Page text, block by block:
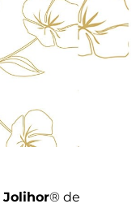
Jolihor® de